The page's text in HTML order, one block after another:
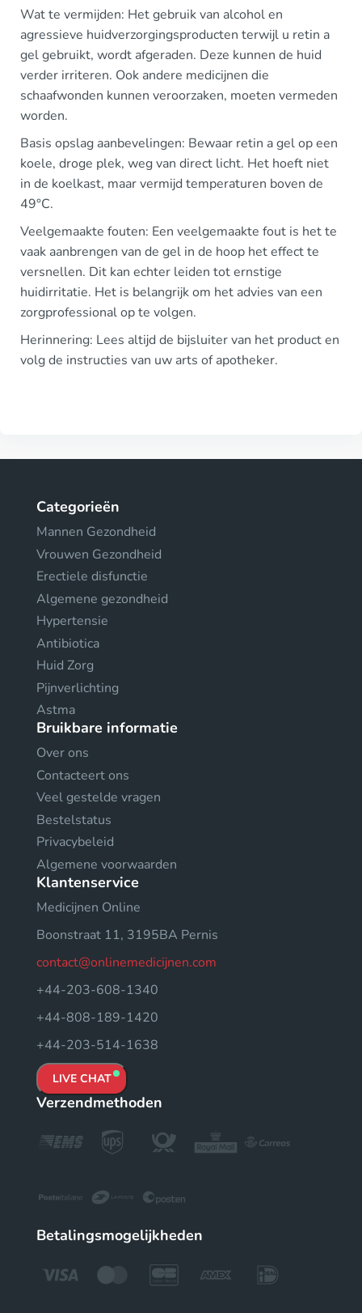
Wat te vermijden: Het gebruik van alcohol en
agressieve huidverzorgingsproducten terwijl u retin a
gel gebruikt, wordt afgeraden. Deze kunnen de huid
verder irriteren. Ook andere medicijnen die
schaafwonden kunnen veroorzaken, moeten vermeden
worden.
Basis opslag aanbevelingen: Bewaar retin a gel op een
koele, droge plek, weg van direct licht. Het hoeft niet
in de koelkast, maar vermijd temperaturen boven de
49°C.
Veelgemaakte fouten: Een veelgemaakte fout is het te
vaak aanbrengen van de gel in de hoop het effect te
versnellen. Dit kan echter leiden tot ernstige
huidirritatie. Het is belangrijk om het advies van een
zorgprofessional op te volgen.
Herinnering: Lees altijd de bijsluiter van het product en
volg de instructies van uw arts of apotheker.
Categorieën
Mannen Gezondheid
Vrouwen Gezondheid
Erectiele disfunctie
Algemene gezondheid
Hypertensie
Antibiotica
Huid Zorg
Pijnverlichting
Astma
Bruikbare informatie
Over ons
Contacteert ons
Veel gestelde vragen
Bestelstatus
Privacybeleid
Algemene voorwaarden
Klantenservice
Medicijnen Online
Boonstraat 11, 3195BA Pernis
contact@onlinemedicijnen.com
+44-203-608-1340
+44-808-189-1420
+44-203-514-1638
LIVE CHAT
Verzendmethoden
Betalingsmogelijkheden